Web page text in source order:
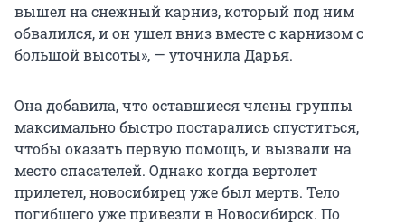
вышел на снежный карниз, который под ним
обвалился, и он ушел вниз вместе с карнизом с
большой высоты», — уточнила Дарья.
Она добавила, что оставшиеся члены группы
максимально быстро постарались спуститься,
чтобы оказать первую помощь, и вызвали на
место спасателей. Однако когда вертолет
прилетел, новосибирец уже был мертв. Тело
погибшего уже привезли в Новосибирск. По